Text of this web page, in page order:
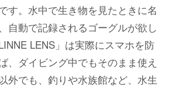
す。水中で生き物を見たときに名
自動で記録されるゴーグルが欲し
LENS」は実際にスマホを防
、ダイビング中でもそのまま使え
外でも、釣りや水族館など、水生